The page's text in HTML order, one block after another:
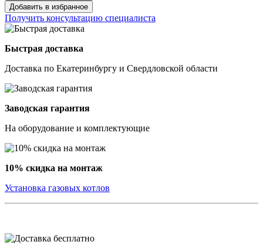
Добавить в избранное
Получить консультацию специалиста
Быстрая доставка
Доставка по Екатеринбургу и Свердловской области
Заводская гарантия
На оборудование и комплектующие
10% скидка на монтаж
Установка газовых котлов